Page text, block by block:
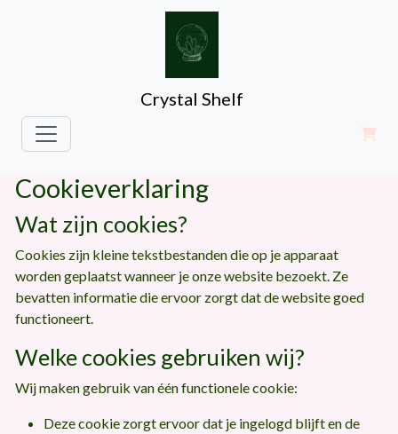
Crystal Shelf
Cookieverklaring
Wat zijn cookies?
Cookies zijn kleine tekstbestanden die op je apparaat
worden geplaatst wanneer je onze website bezoekt. Ze
bevatten informatie die ervoor zorgt dat de website goed
functioneert.
Welke cookies gebruiken wij?
Wij maken gebruik van één functionele cookie:
Deze cookie zorgt ervoor dat je ingelogd blijft en de